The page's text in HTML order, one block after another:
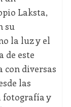
Laksta,
su
la luz y el
de este
con diversas
las
fotografía y